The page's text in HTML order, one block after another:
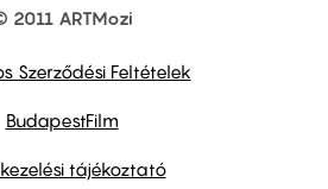
2011 ARTMozi
Szerződési Feltételek
BudapestFilm
tájékoztató